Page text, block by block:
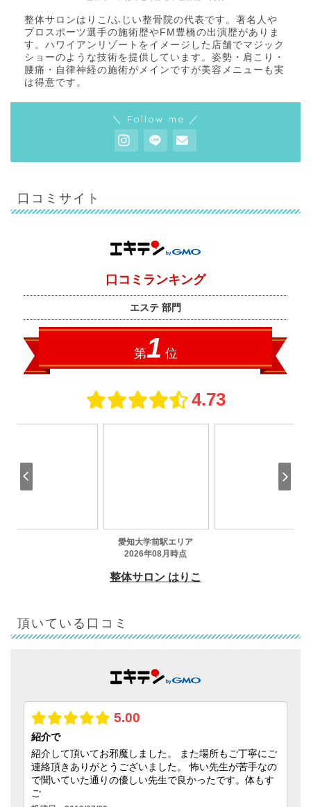
整体サロンはりこ/ふじい整骨院の代表です。著名人や
プロスポーツ選手の施術歴やFM豊橋の出演歴がありま
す。ハワイアンリゾートをイメージした店舗でマジック
ショーのような技術を提供しています。姿勢・肩こり・
腰痛・自律神経の施術がメインですが美容メニューも実
は得意です。
＼ Follow me ／
口コミサイト
頂いている口コミ